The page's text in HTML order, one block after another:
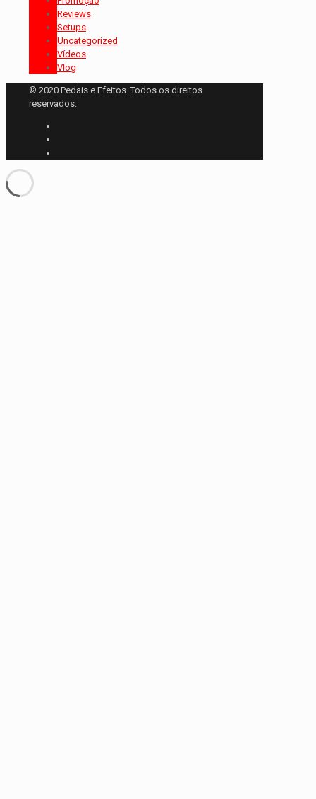
Reviews
Setups
Uncategorized
Vídeos
Vlog
© 2020 Pedais e Efeitos. Todos os direitos
reservados.